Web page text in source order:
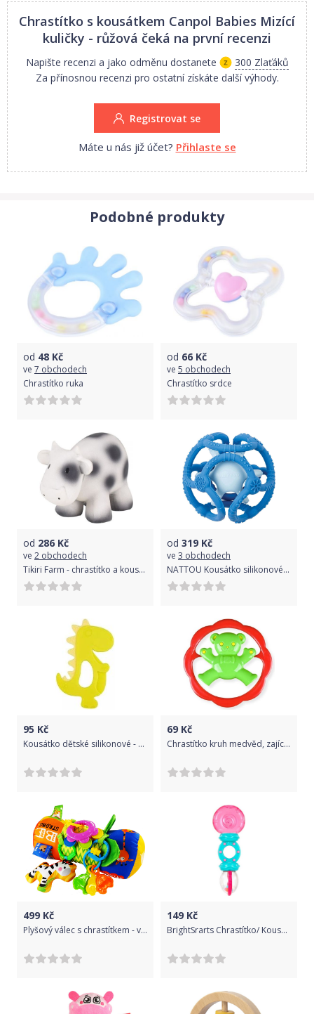
Chrastítko s kousátkem Canpol Babies Mizící
kuličky - růžová čeká na první recenzi
Napište recenzi a jako odměnu dostanete
300 Zlaťáků
Za přínosnou recenzi pro ostatní získáte další výhody.
Registrovat se
Máte u nás již účet? Přihlaste se
Podobné produkty
od 48 Kč
ve 7 obchodech
Chrastítko ruka
od 66 Kč
ve 5 obchodech
Chrastítko srdce
od 286 Kč
ve 2 obchodech
Tikiri Farm - chrastítko a kousátko z přírodního kaučuku, kravička
od 319 Kč
ve 3 obchodech
NATTOU Kousátko silikonové míč 2v1 bez BPA 10 cm modrá
95 Kč
Kousátko dětské silikonové - DINO pistáciové - Canpol
69 Kč
Chrastítko kruh medvěd, zajíc 2 druhy
499 Kč
Plyšový válec s chrastítkem - verze pro chlapce
149 Kč
BrightSrarts Chrastítko/ Kousátko, 3m+